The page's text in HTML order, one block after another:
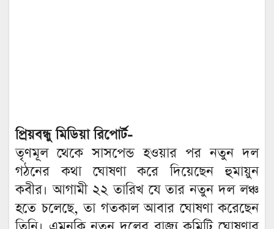
প্রিয়বন্ধু মিডিয়া রিপোর্ট-
তৃণমূল থেকে সাসপেন্ড হওয়ার পর নতুন দল
গঠনের কথা ঘোষণা করে দিয়েছেন হুমায়ুন
কবীর। আগামী ২২ তারিখ যে তার নতুন দল লঞ্চ
হতে চলেছে, তা গতকাল আবার ঘোষণা করেছেন